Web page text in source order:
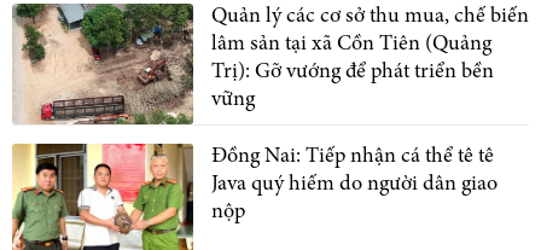
Quản lý các cơ sở thu mua, chế biến
lâm sản tại xã Cồn Tiên (Quảng
Trị): Gỡ vướng để phát triển bền
vững
Đồng Nai: Tiếp nhận cá thể tê tê
Java quý hiếm do người dân giao
nộp